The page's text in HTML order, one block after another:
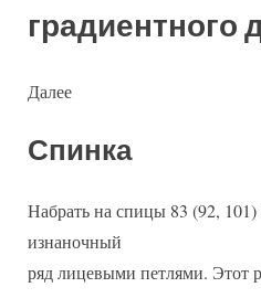
градиентного
Далее
Спинка
Набрать на спицы 83 (92, 101)
изнаночный
ряд лицевыми петлями. Этот